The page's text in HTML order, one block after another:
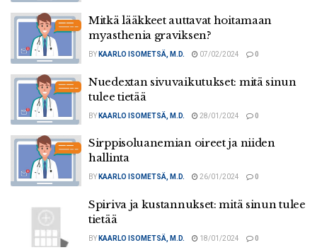
Mitkä lääkkeet auttavat hoitamaan
myasthenia graviksen?
BY KAARLO ISOMETSÄ, M.D. 07/02/2024 0
Nuedextan sivuvaikutukset: mitä sinun
tulee tietää
BY KAARLO ISOMETSÄ, M.D. 28/01/2024 0
Sirppisoluanemian oireet ja niiden
hallinta
BY KAARLO ISOMETSÄ, M.D. 26/01/2024 0
Spiriva ja kustannukset: mitä sinun tulee
tietää
BY KAARLO ISOMETSÄ, M.D. 18/01/2024 0